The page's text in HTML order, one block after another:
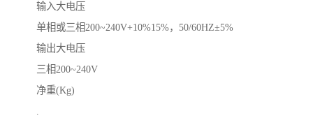
输入大电压
单相或三相200~240V+10%15%，50/60HZ±5%
输出大电压
三相200~240V
净重(Kg)
.